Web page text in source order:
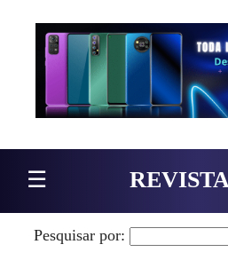
Pular para o conteúdo
☰
Pesquisar por: